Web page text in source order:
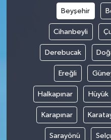
Beyşehir
Cihanbeyli
Derebucak
Ereğli
Halkapınar Hüyük
Karapınar
Sarayönü